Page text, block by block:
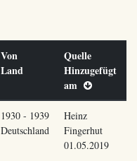
Von
Land
Quelle
Hinzugefügt
am
1930 - 1939
Deutschland
Heinz
Fingerhut
01.05.2019